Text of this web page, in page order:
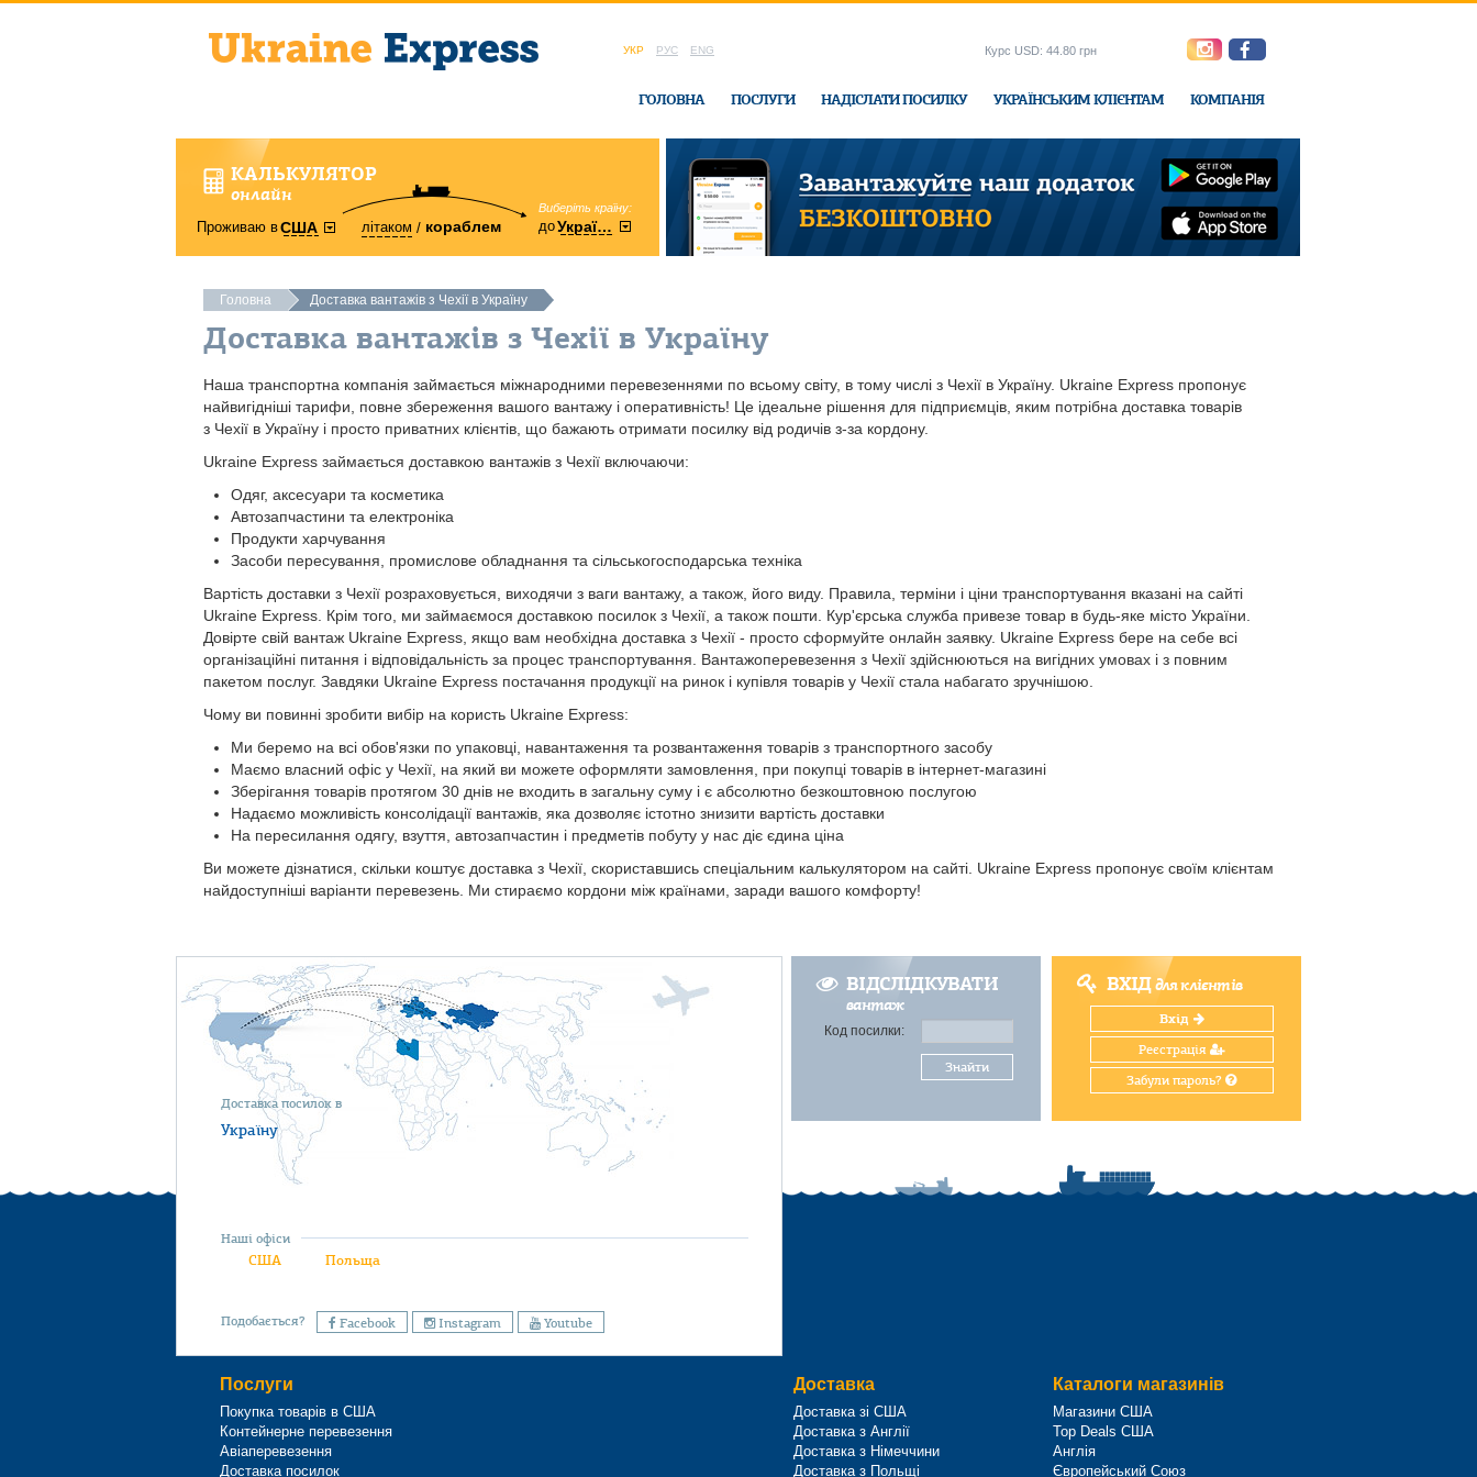
УКР РУС ENG
ГОЛОВНА ПОСЛУГИ НАДІСЛАТИ ПОСИЛКУ УКРАЇНСЬКИМ КЛІЄНТАМ КОМПАНІЯ
Курс USD: 44.80 грн
КАЛЬКУЛЯТОР
онлайн
Проживаю вСША літаком кораблем
Виберіть країну:
доУкраїни
область:
Вінницька в офісі Ukraine-Express
Головна Доставка вантажів з Чехії в Україну
Доставка вантажів з Чехії в Україну
Наша транспортна компанія займається міжнародними перевезеннями по всьому світу, в тому числі з Чехії в Україну. Ukraine Express пропонує
найвигідніші тарифи, повне збереження вашого вантажу і оперативність! Це ідеальне рішення для підприємців, яким потрібна доставка товарів
з Чехії в Україну і просто приватних клієнтів, що бажають отримати посилку від родичів з-за кордону.
Ukraine Express займається доставкою вантажів з Чехії включаючи:
Одяг, аксесуари та косметика
Автозапчастини та електроніка
Продукти харчування
Засоби пересування, промислове обладнання та сільськогосподарська техніка
Вартість доставки з Чехії розраховується, виходячи з ваги вантажу, а також, його виду. Правила, терміни і ціни транспортування вказані на сайті
Ukraine Express. Крім того, ми займаємося доставкою посилок з Чехії, а також пошти. Кур'єрська служба привезе товар в будь-яке місто України.
Довірте свій вантаж Ukraine Express, якщо вам необхідна доставка з Чехії - просто сформуйте онлайн заявку. Ukraine Express бере на себе всі
організаційні питання і відповідальність за процес транспортування. Вантажоперевезення з Чехії здійснюються на вигідних умовах і з повним
пакетом послуг. Завдяки Ukraine Express постачання продукції на ринок і купівля товарів у Чехії стала набагато зручнішою.
Чому ви повинні зробити вибір на користь Ukraine Express:
Ми беремо на всі обов'язки по упаковці, навантаження та розвантаження товарів з транспортного засобу
Маємо власний офіс у Чехії, на який ви можете оформляти замовлення, при покупці товарів в інтернет-магазині
Зберігання товарів протягом 30 днів не входить в загальну суму і є абсолютно безкоштовною послугою
Надаємо можливість консолідації вантажів, яка дозволяє істотно знизити вартість доставки
На пересилання одягу, взуття, автозапчастин і предметів побуту у нас діє єдина ціна
Ви можете дізнатися, скільки коштує доставка з Чехії, скориставшись спеціальним калькулятором на сайті. Ukraine Express пропонує своїм клієнтам
найдоступніші варіанти перевезень. Ми стираємо кордони між країнами, заради вашого комфорту!
ВІДСЛІДКУВАТИ
вантаж
Код посилки:
Знайти
ВХІДдля клієнтів
Вхід
Реєстрація
Забули пароль?
Доставка посилок в
Україну
Наші офіси
США Польща
Подобається? Facebook Instagram Youtube
Послуги
Покупка товарів в США
Контейнерне перевезення
Авіаперевезення
Доставка посилок
Доставка
Доставка зі США
Доставка з Англії
Доставка з Німеччини
Доставка з Польщі
Каталоги магазинів
Магазини США
Top Deals США
Англія
Європейський Союз